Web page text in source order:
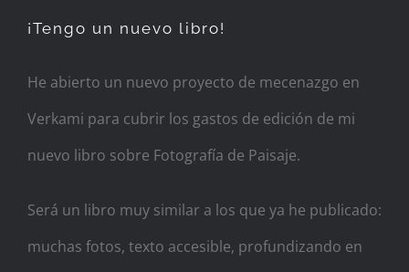
¡Tengo un nuevo libro!
He abierto un nuevo proyecto de mecenazgo en
Verkami para cubrir los gastos de edición de mi
nuevo libro sobre Fotografía de Paisaje.
Será un libro muy similar a los que ya he publicado:
muchas fotos, texto accesible, profundizando en